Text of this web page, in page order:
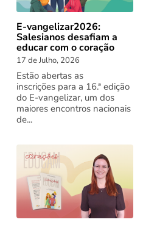
E-vangelizar2026:
Salesianos desafiam a
educar com o coração
17 de Julho, 2026
Estão abertas as
inscrições para a 16.ª edição
do E-vangelizar, um dos
maiores encontros nacionais
de...